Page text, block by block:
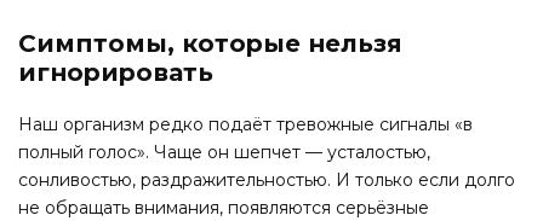
Симптомы, которые нельзя
игнорировать
Наш организм редко подаёт тревожные сигналы «в
полный голос». Чаще он шепчет — усталостью,
сонливостью, раздражительностью. И только если долго
не обращать внимания, появляются серьёзные